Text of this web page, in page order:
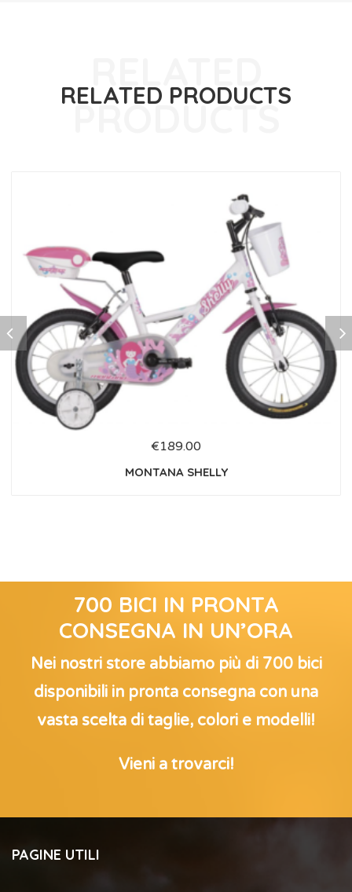
RELATED PRODUCTS
€189.00
MONTANA SHELLY
700 BICI IN PRONTA
CONSEGNA IN UN’ORA
Nei nostri store abbiamo più di 700 bici
disponibili in pronta consegna con una
vasta scelta di taglie, colori e modelli!
Vieni a trovarci!
PAGINE UTILI